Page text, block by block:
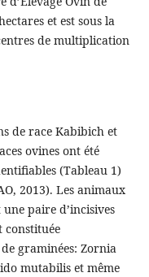
et est sous la
de multiplication
de race Kabibich et
ovines ont été
(Tableau 1)
2013). Les animaux
paire d’incisives
constituée
graminées: Zornia
mutabilis et même